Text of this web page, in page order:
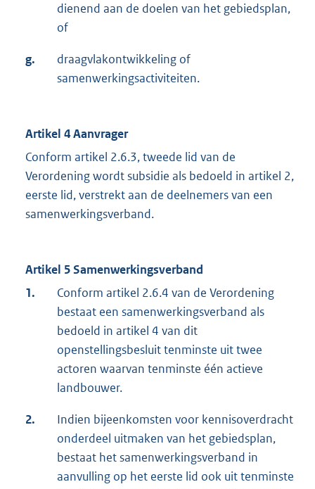
dienend aan de doelen van het gebiedsplan,
of
g.
draagvlakontwikkeling of
samenwerkingsactiviteiten.
Artikel 4 Aanvrager
Conform artikel 2.6.3, tweede lid van de
Verordening wordt subsidie als bedoeld in artikel 2,
eerste lid, verstrekt aan de deelnemers van een
samenwerkingsverband.
Artikel 5 Samenwerkingsverband
1.
Conform artikel 2.6.4 van de Verordening
bestaat een samenwerkingsverband als
bedoeld in artikel 4 van dit
openstellingsbesluit tenminste uit twee
actoren waarvan tenminste één actieve
landbouwer.
2.
Indien bijeenkomsten voor kennisoverdracht
onderdeel uitmaken van het gebiedsplan,
bestaat het samenwerkingsverband in
aanvulling op het eerste lid ook uit tenminste